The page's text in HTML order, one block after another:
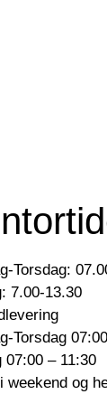
Torsdag:
7.00-13.30
Torsdag
07:00 – 11:30
weekend og